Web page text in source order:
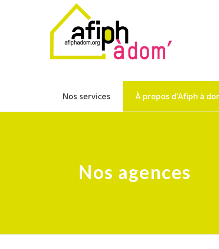
Nos services À propos d’Afiph à
Nos agences